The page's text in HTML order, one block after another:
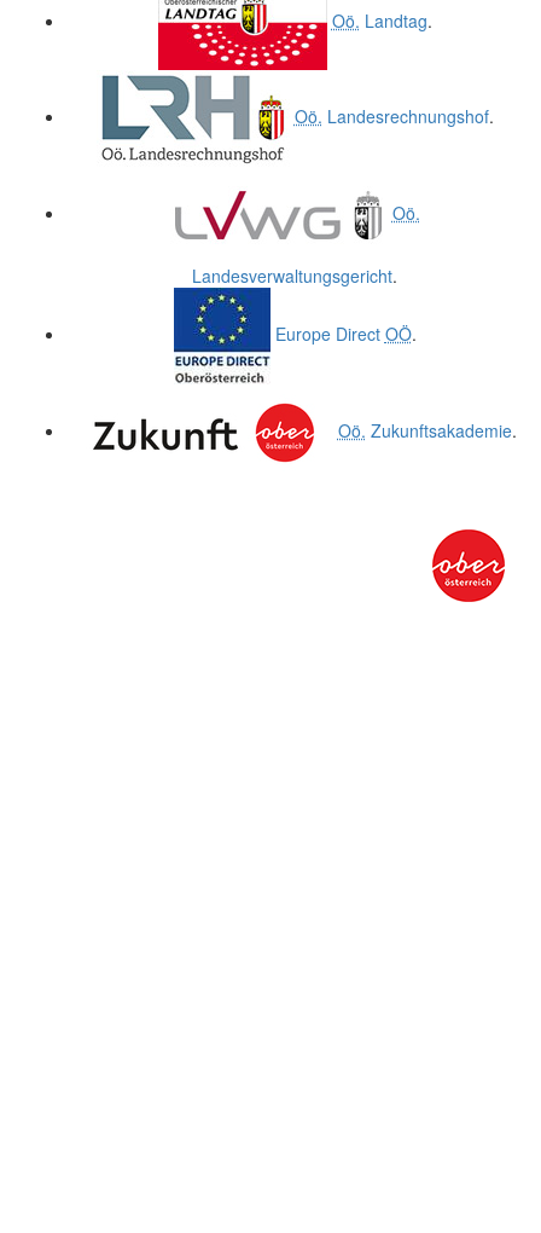
Oö. Landtag.
Oö. Landesrechnungshof.
Oö.
Landesverwaltungsgericht.
Europe Direct OÖ.
Oö. Zukunftsakademie.